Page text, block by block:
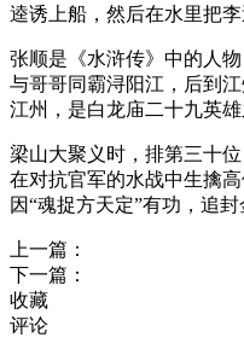
逵诱上船，然后在水里把
张顺是《水浒传》中的人
与哥哥同霸浔阳江，后到
江州，是白龙庙二十九英雄
梁山大聚义时，排第三十
在对抗官军的水战中生擒
因“魂捉方天定”有功，追封
上一篇：
下一篇：
收藏
评论